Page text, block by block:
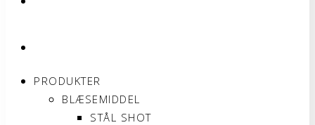
PRODUKTER
BLÆSEMIDDEL
STÅL SHOT